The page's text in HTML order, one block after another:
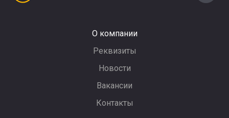
О компании
Реквизиты
Новости
Вакансии
Контакты